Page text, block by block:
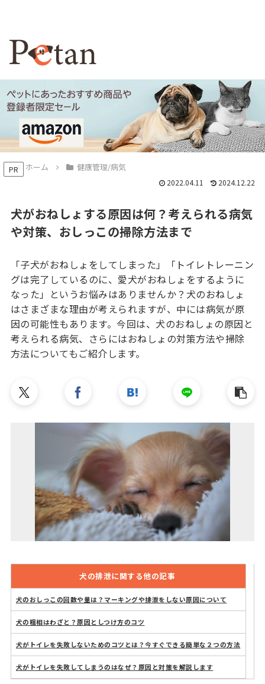
PR ホーム 健康管理/病気
犬がおねしょする原因は何？考えられる病気
や対策、おしっこの掃除方法まで
2022.04.11 2024.12.22
「子犬がおねしょをしてしまった」「トイレトレーニン
グは完了しているのに、愛犬がおねしょをするように
なった」というお悩みはありませんか？犬のおねしょ
はさまざまな理由が考えられますが、中には病気が原
因の可能性もあります。今回は、犬のおねしょの原因と
考えられる病気、さらにはおねしょの対策方法や掃除
方法についてもご紹介します。
犬の排泄に関する他の記事
犬のおしっこの回数や量は？マーキングや排泄をしない原因について
犬の粗相はわざと？原因としつけ方のコツ
犬がトイレを失敗しないためのコツとは？今すぐできる簡単な２つの方法
犬がトイレを失敗してしまうのはなぜ？原因と対策を解説します